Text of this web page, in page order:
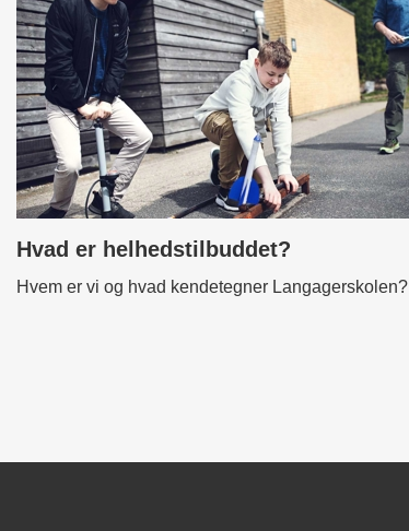
Hvad er helhedstilbuddet?
Hvem er vi og hvad kendetegner Langagerskolen?